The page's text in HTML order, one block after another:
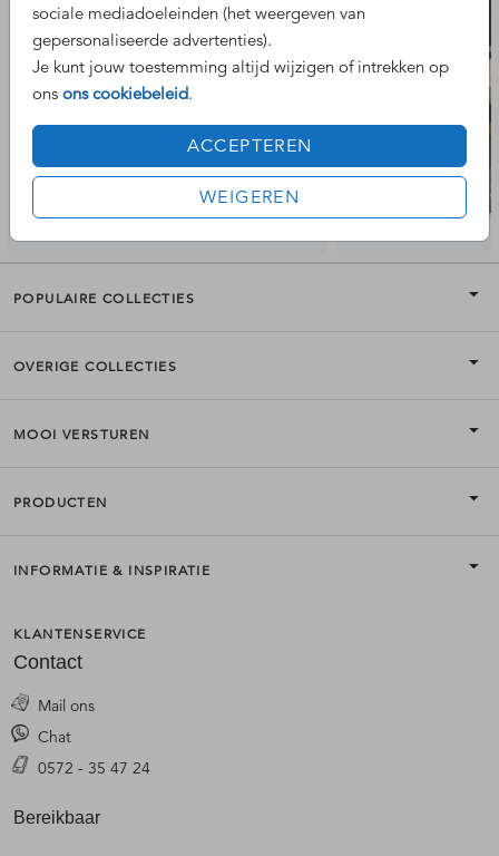
sociale mediadoeleinden (het weergeven van
gepersonaliseerde advertenties).
Je kunt jouw toestemming altijd wijzigen of intrekken op
ons ons cookiebeleid.
ACCEPTEREN
WEIGEREN
POPULAIRE COLLECTIES
OVERIGE COLLECTIES
MOOI VERSTUREN
PRODUCTEN
INFORMATIE & INSPIRATIE
KLANTENSERVICE
Contact
Mail ons
Chat
0572 - 35 47 24
Bereikbaar